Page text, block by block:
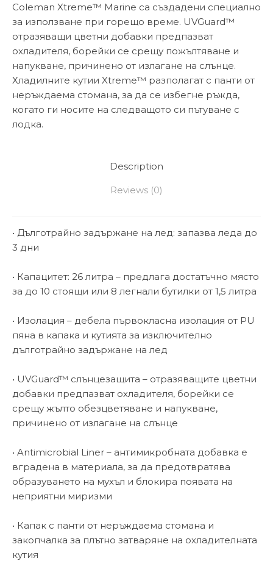
Coleman Xtreme™ Marine са създадени специално
за използване при горещо време. UVGuard™
отразяващи цветни добавки предпазват
охладителя, борейки се срещу пожълтяване и
напукване, причинено от излагане на слънце.
Хладилните кутии Xtreme™ разполагат с панти от
неръждаема стомана, за да се избегне ръжда,
когато ги носите на следващото си пътуване с
лодка.
Description
Reviews (0)
• Дълготрайно задържане на лед: запазва леда до
3 дни
• Капацитет: 26 литра – предлага достатъчно място
за до 10 стоящи или 8 легнали бутилки от 1,5 литра
• Изолация – дебела първокласна изолация от PU
пяна в капака и кутията за изключително
дълготрайно задържане на лед
• UVGuard™ слънцезащита – отразяващите цветни
добавки предпазват охладителя, борейки се
срещу жълто обезцветяване и напукване,
причинено от излагане на слънце
• Antimicrobial Liner – антимикробната добавка е
вградена в материала, за да предотвратява
образуването на мухъл и блокира появата на
неприятни миризми
• Капак с панти от неръждаема стомана и
закопчалка за плътно затваряне на охладителната
кутия